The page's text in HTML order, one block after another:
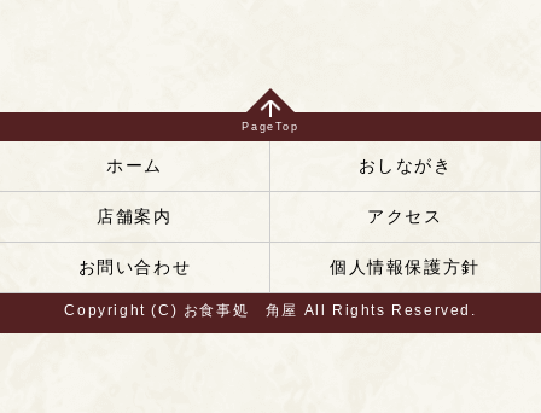
PageTop
ホーム おしながき
店舗案内 アクセス
お問い合わせ 個人情報保護方針
Copyright (C) お食事処 角屋 All Rights Reserved.